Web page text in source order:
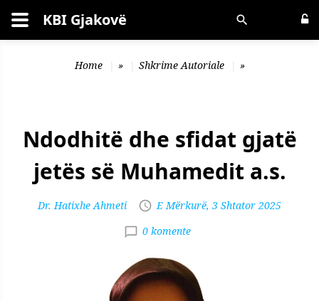
Kërko KBI Gjakovë
Home » Shkrime Autoriale »
Ndodhitë dhe sfidat gjatë
jetës së Muhamedit a.s.
Dr. Hatixhe Ahmeti
E Mërkurë, 3 Shtator 2025
0 komente